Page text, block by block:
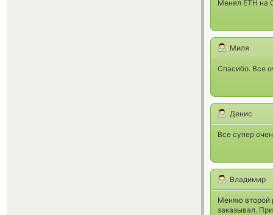
Менял ETH на
Миля
Спасибо. Все
Денис
Все супер
Владимир
Меняю второй
заказывал.